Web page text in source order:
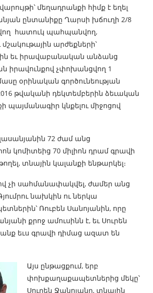
մեղադրանքի հիմք է եղել
ընտանիքը Ղարսի խճուղի 2/8
հատուկ պահպանվող,
արժեքների՝
եւ իրավաբանական անձանց
իրավունքով չփոխանցվող 1
օրինական գործունեության
թվականի դեկտեմբերին ձեւական
պայմանագիր կնքելու միջոցով
72 ժամ անց
կոմիտեից 70 միլիոն դրամ գրավի
տնային կալանքի ենթարկել։
չի սահմանափակվել, ժամեր անց
նախկին ու ներկա
Ռուբեն Սանոյանին, որը
քրոջ ամուսինն է, եւ Սուրեն
եւս գրավի դիմաց ազատ են
Այս ընթացքում, երբ
փոխքաղաքապետներից մեկը՝
Սուրեն Ջանոյանը, տնային